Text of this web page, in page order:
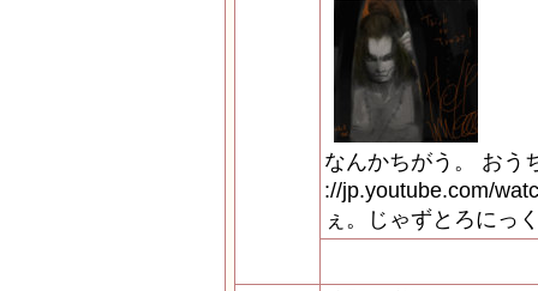
なんかちがう。 おう
://jp.youtube.com/
ぇ。じゃずとろにっ